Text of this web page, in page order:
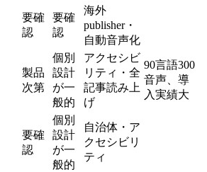
要確
認
要確
認
海外
publisher・
自動音声化
製品
次第
個別
設計
が一
般的
アクセシビ
リティ・全
記事読み上
げ
90言語300
音声、導
入実績大
要確
認
個別
設計
が一
般的
自治体・ア
クセシビリ
ティ